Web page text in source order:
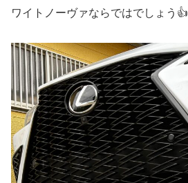
ワイトノーヴァならではでしょう👍